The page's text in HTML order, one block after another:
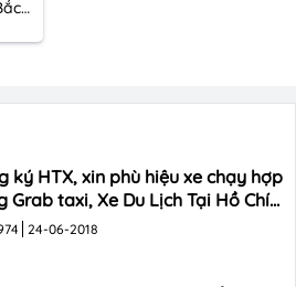
ký HTX, xin phù hiệu xe chạy hợp
Grab taxi, Xe Du Lịch Tại Hồ Chí
Giá Rẻ
24-06-2018